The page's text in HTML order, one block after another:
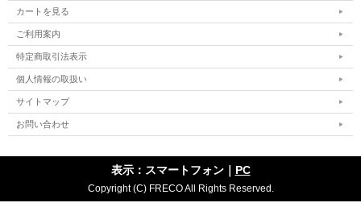
カートを見る
ご利用案内
特定商取引法表示
個人情報の取扱い
サイトマップ
お問い合わせ
表示：スマートフォン｜ PC
Copyright (C) FRECO All Rights Reserved.